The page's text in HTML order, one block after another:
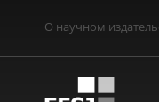
О научном